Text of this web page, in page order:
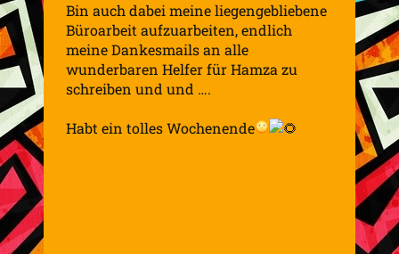
Bin auch dabei meine liegengebliebene
Büroarbeit aufzuarbeiten, endlich
meine Dankesmails an alle
wunderbaren Helfer für Hamza zu
schreiben und und ….
Habt ein tolles Wochenende